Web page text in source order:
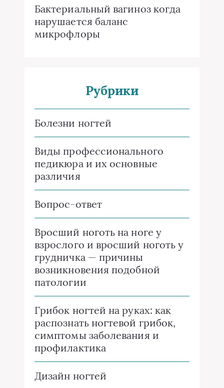
Бактериальный вагиноз когда
нарушается баланс
микрофлоры
Рубрики
Болезни ногтей
Виды профессионального
педикюра и их основные
различия
Вопрос-ответ
Вросший ноготь на ноге у
взрослого и вросший ноготь у
грудничка — причины
возникновения подобной
патологии
Грибок ногтей на руках: как
распознать ногтевой грибок,
симптомы заболевания и
профилактика
Дизайн ногтей